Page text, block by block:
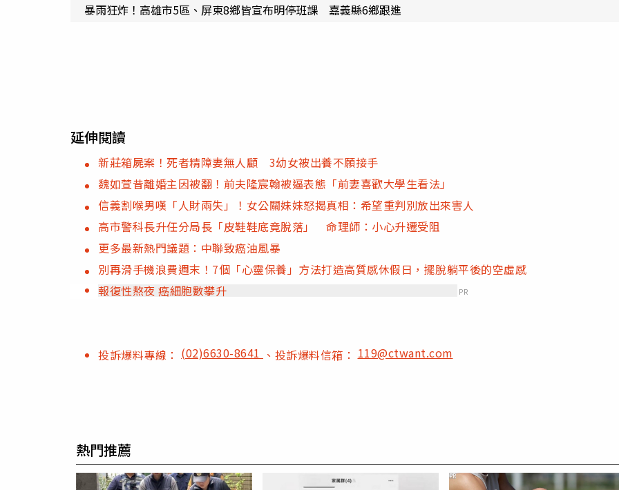
暴雨狂炸！高雄市5區、屏東8鄉皆宣布明停班課 嘉義縣6鄉跟進
延伸閱讀
新莊箱屍案！死者精障妻無人顧 3幼女被出養不願接手
魏如萱昔離婚主因被翻！前夫隆宸翰被逼表態「前妻喜歡大學生看法」
信義割喉男嘆「人財兩失」！女公關妹妹怒揭真相：希望重判別放出來害人
高市警科長升任分局長「皮鞋鞋底竟脫落」 命理師：小心升遷受阻
更多最新熱門議題：中聯致癌油風暴
別再滑手機浪費週末！7個「心靈保養」方法打造高質感休假日，擺脫躺平後的空虛感
報復性熬夜 癌細胞數攀升
PR
投訴爆料專線： (02)6630-8641 、投訴爆料信箱：119@ctwant.com
熱門推薦
PR